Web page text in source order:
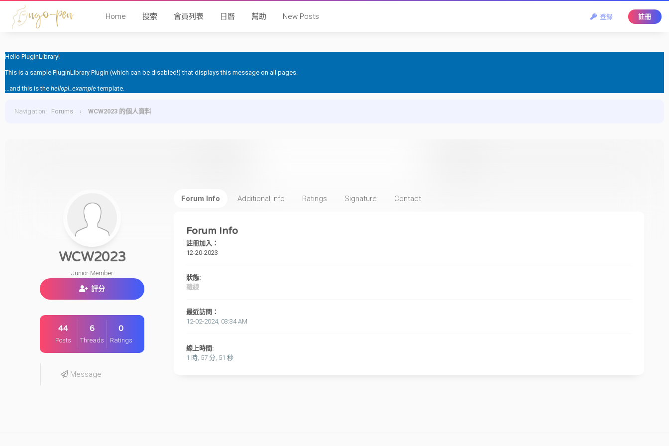
登錄 註冊
Home 搜索 會員列表 日曆 幫助 New Posts
Hello PluginLibrary!
This is a sample PluginLibrary Plugin (which can be disabled!) that displays this message on all pages.
...and this is the hellopl_exampletemplate.
Navigation: Forums › WCW2023 的個人資料
WCW2023
Junior Member
評分
44
Posts
6
Threads
0
Ratings
Message
Forum Info Additional Info Ratings Signature Contact
Forum Info
註冊加入：
12-20-2023
狀態:
離線
最近訪問：
12-02-2024, 03:34 AM
線上時間:
1 時, 57 分, 51 秒